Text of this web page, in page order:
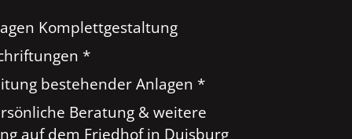
Komplettgestaltung
*
bestehender Anlagen *
Beratung & weitere
auf dem Friedhof in Duisburg